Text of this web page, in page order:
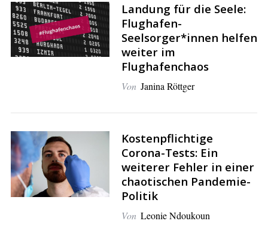
Landung für die Seele:
Flughafen-
Seelsorger*innen helfen
weiter im
Flughafenchaos
Von Janina Röttger
Kostenpflichtige
Corona-Tests: Ein
weiterer Fehler in einer
chaotischen Pandemie-
Politik
Von Leonie Ndoukoun